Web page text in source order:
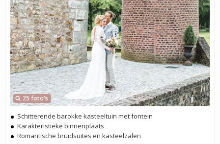
25 foto's
Schitterende barokke kasteeltuin met fontein
Karakteristieke binnenplaats
Romantische bruidsuites en kasteelzalen